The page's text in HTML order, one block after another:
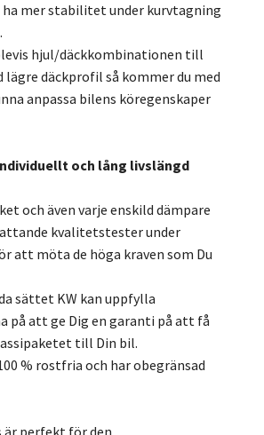
mer stabilitet under kurvtagning
hjul/däckkombinationen till
däckprofil så kommer du med
anpassa bilens köregenskaper
och lång livslängd
och även varje enskild dämpare
kvalitetstester under
att möta de höga kraven som Du
sättet KW kan uppfylla
på att ge Dig en garanti på att få
till Din bil.
% rostfria och har obegränsad